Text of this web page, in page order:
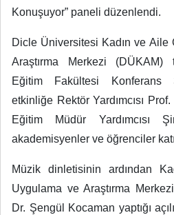
Konuşuyor” paneli düzenlendi.
Dicle Üniversitesi Kadın ve Aile
Araştırma Merkezi (DÜKAM)
Eğitim Fakültesi Konferans
etkinliğe Rektör Yardımcısı
Eğitim Müdür Yardımcısı
akademisyenler ve öğrenciler
Müzik dinletisinin ardından
Uygulama ve Araştırma
Dr. Şengül Kocaman yaptığı